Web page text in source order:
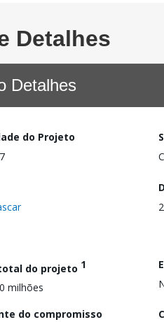
Detalhes
Detalhes
do Projeto
do projeto 1
milhões
do compromisso